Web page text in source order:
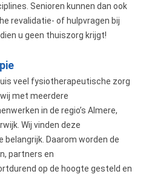
Senioren kunnen dan ook
revalidatie- of hulpvragen bij
u geen thuiszorg krijgt!
veel fysiotherapeutische zorg
met meerdere
in de regio’s Almere,
Wij vinden deze
Daarom worden de
partners en
op de hoogte gesteld en